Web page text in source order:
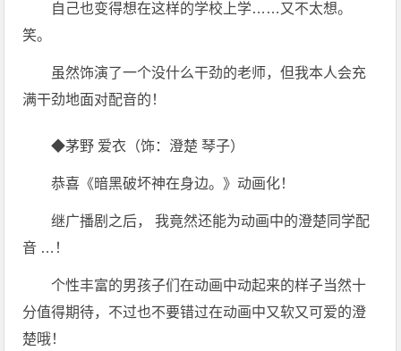
自己也变得想在这样的学校上学……又不太想。
笑。
虽然饰演了一个没什么干劲的老师，但我本人会充
满干劲地面对配音的！
◆茅野 爱衣（饰：澄楚 琴子）
恭喜《暗黑破坏神在身边。》动画化！
继广播剧之后， 我竟然还能为动画中的澄楚同学配
音 …！
个性丰富的男孩子们在动画中动起来的样子当然十
分值得期待，不过也不要错过在动画中又软又可爱的澄
楚哦！